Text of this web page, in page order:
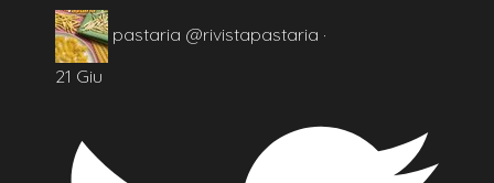
pastaria @rivistapastaria ·
21 Giu